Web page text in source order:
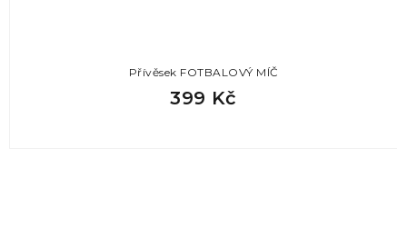
Přívěsek FOTBALOVÝ MÍČ
399 Kč